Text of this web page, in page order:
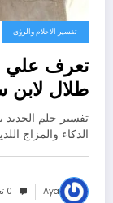
تفسير الاحلام والرؤى
تعرف علي
طلال لابن
تفسير حلم الحديد
الذكاء والمزاج
Aya 0 تعليقات